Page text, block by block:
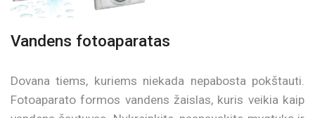
Vandens fotoaparatas
Dovana tiems, kuriems niekada nepabosta pokštauti.
Fotoaparato formos vandens žaislas, kuris veikia kaip